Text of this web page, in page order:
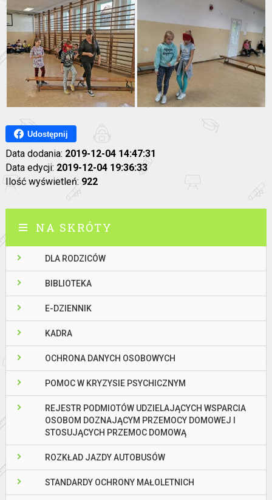
Udostępnij
Data dodania: 2019-12-04 14:47:31
Data edycji: 2019-12-04 19:36:33
Ilość wyświetleń:922
NA SKRÓTY
DLA RODZICÓW
BIBLIOTEKA
E-DZIENNIK
KADRA
OCHRONA DANYCH OSOBOWYCH
POMOC W KRYZYSIE PSYCHICZNYM
REJESTR PODMIOTÓW UDZIELAJĄCYCH WSPARCIA
OSOBOM DOZNAJĄCYM PRZEMOCY DOMOWEJ I
STOSUJĄCYCH PRZEMOC DOMOWĄ
ROZKŁAD JAZDY AUTOBUSÓW
STANDARDY OCHRONY MAŁOLETNICH